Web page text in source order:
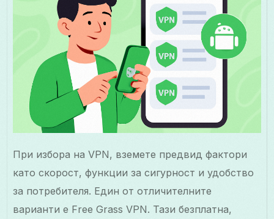
При избора на VPN, вземете предвид фактори
като скорост, функции за сигурност и удобство
за потребителя. Един от отличителните
варианти е Free Grass VPN. Тази безплатна,